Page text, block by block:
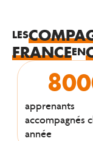
LES
FRANCEEN
apprenants
accompagnés
année